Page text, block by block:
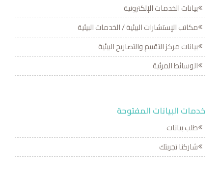
بيانات الخدمات الإلكترونية
مكاتب الإستشارات البيئية / الخدمات البيئية
بيانات مركز التقييم والتصاريح البيئية
الوسائط المرئية
خدمات البيانات المفتوحة
طلب بيانات
شاركنا تجربتك